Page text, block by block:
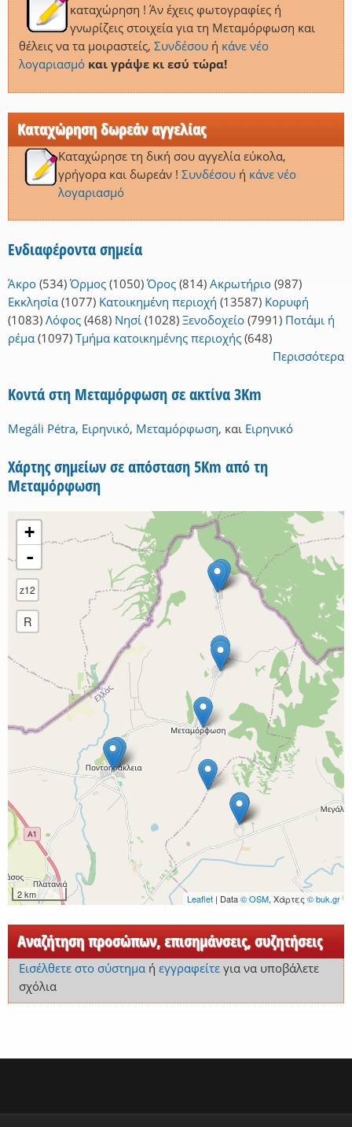
καταχώρηση ! Άν έχεις φωτογραφίες ή
γνωρίζεις στοιχεία για τη Μεταμόρφωση και
θέλεις να τα μοιραστείς, Συνδέσουή κάνε νέο
λογαριασμό και γράψε κι εσύ τώρα!
Καταχώρηση δωρεάν αγγελίας
Καταχώρησε τη δική σου αγγελία εύκολα,
γρήγορα και δωρεάν ! Συνδέσουή κάνε νέο
λογαριασμό
Ενδιαφέροντα σημεία
Άκρο (534) Όρμος (1050) Όρος (814) Ακρωτήριο (987)
Εκκλησία (1077) Κατοικημένη περιοχή (13587) Κορυφή
(1083) Λόφος (468) Νησί (1028) Ξενοδοχείο (7991) Ποτάμι ή
ρέμα (1097) Τμήμα κατοικημένης περιοχής (648)
Περισσότερα
Κοντά στη Μεταμόρφωση σε ακτίνα 3Km
Megáli Pétra, Ειρηνικό, Μεταμόρφωση, και Ειρηνικό
Χάρτης σημείων σε απόσταση 5Km από τη
Μεταμόρφωση
+
-
z12
R
2 km Leaflet | Data© OSM, Χάρτες© buk.gr
Αναζήτηση προσώπων, επισημάνσεις, συζητήσεις
Εισέλθετε στο σύστημαή εγγραφείτεγια να υποβάλετε
σχόλια